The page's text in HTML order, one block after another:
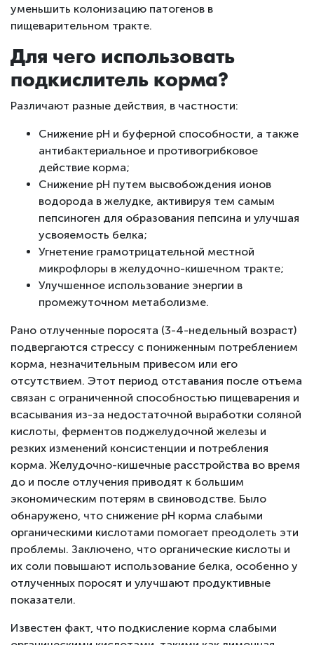
уменьшить колонизацию патогенов в
пищеварительном тракте.
Для чего использовать
подкислитель корма?
Различают разные действия, в частности:
Снижение рН и буферной способности, а также
антибактериальное и противогрибковое
действие корма;
Снижение рН путем высвобождения ионов
водорода в желудке, активируя тем самым
пепсиноген для образования пепсина и улучшая
усвояемость белка;
Угнетение грамотрицательной местной
микрофлоры в желудочно-кишечном тракте;
Улучшенное использование энергии в
промежуточном метаболизме.
Рано отлученные поросята (3-4-недельный возраст)
подвергаются стрессу с пониженным потреблением
корма, незначительным привесом или его
отсутствием. Этот период отставания после отъема
связан с ограниченной способностью пищеварения и
всасывания из-за недостаточной выработки соляной
кислоты, ферментов поджелудочной железы и
резких изменений консистенции и потребления
корма. Желудочно-кишечные расстройства во время
до и после отлучения приводят к большим
экономическим потерям в свиноводстве. Было
обнаружено, что снижение рН корма слабыми
органическими кислотами помогает преодолеть эти
проблемы. Заключено, что органические кислоты и
их соли повышают использование белка, особенно у
отлученных поросят и улучшают продуктивные
показатели.
Известен факт, что подкисление корма слабыми